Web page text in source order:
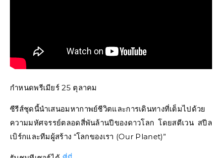
กำหนดพรีเมียร์ 25 ตุลาคม
ซีรีส์ชุดนี้นำเสนอมหากาพย์ชีวิตและการเดินทางที่เต็มไปด้วย
ความมหัศจรรย์ตลอดสี่พันล้านปีของดาวโลก โดยสตีเวน สปีล
เบิร์กและทีมผู้สร้าง “โลกของเรา (Our Planet)”